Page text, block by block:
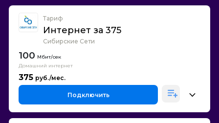
Тариф
Интернет за 375
Сибирские Сети
100
Домашний интернет
375
Подключить